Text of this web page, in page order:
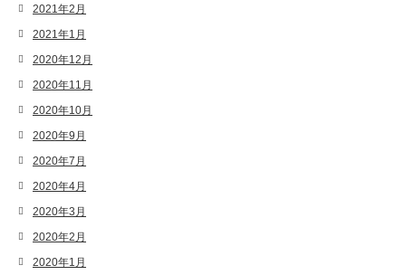
2021年2月
2021年1月
2020年12月
2020年11月
2020年10月
2020年9月
2020年7月
2020年4月
2020年3月
2020年2月
2020年1月